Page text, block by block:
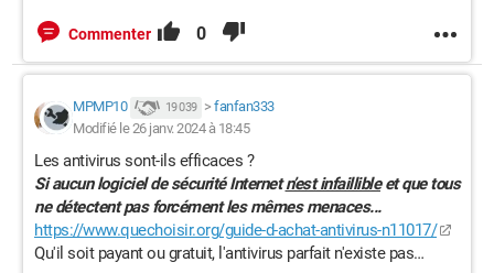
Commenter 0
MPMP10 19 039 > fanfan333
Modifié le 26 janv. 2024 à 18:45
Les antivirus sont-ils efficaces ?
Si aucun logiciel de sécurité Internetn’est infaillibleet que tous
ne détectent pas forcément les mêmes menaces...
https://www.quechoisir.org/guide-d-achat-antivirus-n11017/
Qu'il soit payant ou gratuit, l'antivirus parfait n'existe pas…